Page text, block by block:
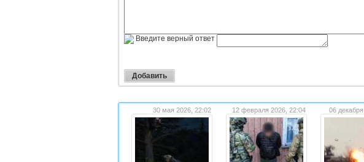
Введите верный ответ
30 мая 2026, 22:02 12 февраля 2026, 22:04 06